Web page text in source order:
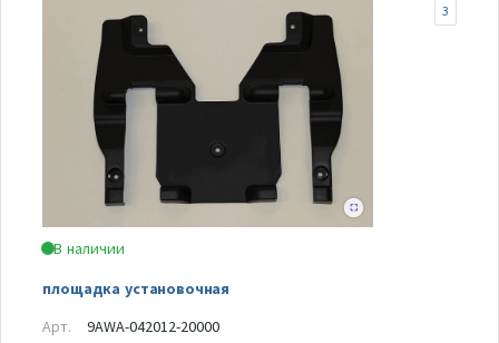
В наличии
площадка установочная
3
Арт.
9AWA-042012-20000